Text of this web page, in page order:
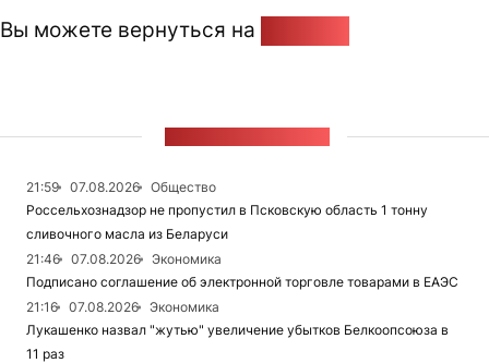
Вы можете вернуться на
21:59 07.08.2026
Общество
Россельхознадзор не пропустил в Псковскую область 1 тонну
сливочного масла из Беларуси
21:46
07.08.2026
Экономика
Подписано соглашение об электронной торговле товарами в ЕАЭС
21:16
07.08.2026
Экономика
Лукашенко назвал "жутью" увеличение убытков Белкоопсоюза в
11 раз